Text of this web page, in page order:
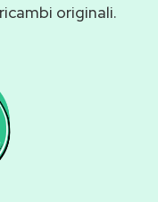
originali.